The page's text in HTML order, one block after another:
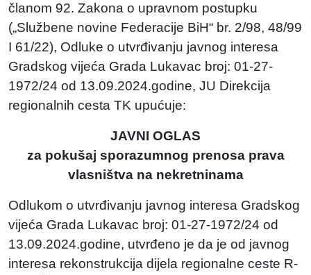
članom 92. Zakona o upravnom postupku
(„Službene novine Federacije BiH“ br. 2/98, 48/99
I 61/22), Odluke o utvrđivanju javnog interesa
Gradskog vijeća Grada Lukavac broj: 01-27-
1972/24 od 13.09.2024.godine, JU Direkcija
regionalnih cesta TK upućuje:
JAVNI OGLAS
za pokušaj sporazumnog prenosa prava
vlasništva na nekretninama
Odlukom o utvrđivanju javnog interesa Gradskog
vijeća Grada Lukavac broj: 01-27-1972/24 od
13.09.2024.godine, utvrđeno je da je od javnog
interesa rekonstrukcija dijela regionalne ceste R-